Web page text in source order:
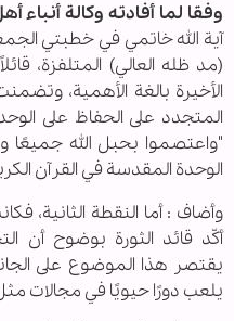
وفقا لما أفادته وكالة أنباء
آية الله خاتمي في خطبتي
(مد ظله العالي) المتلفزة،
الأخيرة بالغة الأهمية،
المتجدد على الحفاظ على
"واعتصموا بحبل الله جميعًا
الوحدة المقدسة في القرآن
وأضاف : أما النقطة الثانية،
أكّد قائد الثورة بوضوح أن
يقتصر هذا الموضوع على
يلعب دورًا حيويًا في مجالات